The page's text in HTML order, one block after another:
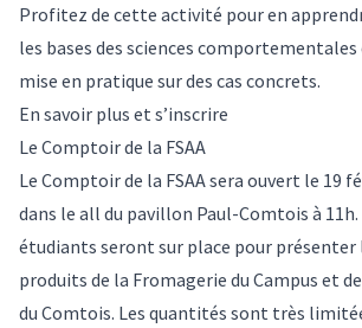
Profitez de cette activité pour en
les bases des sciences
mise en pratique sur des cas concrets.
En savoir plus et s’inscrire
Le Comptoir de la FSAA
Le Comptoir de la FSAA sera ouvert le 19
dans le all du pavillon Paul-Comtois à
étudiants seront sur place pour présenter
produits de la Fromagerie du Campus et
du Comtois. Les quantités sont très